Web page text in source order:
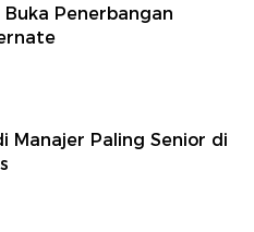
Buka Penerbangan
Manajer Paling Senior di